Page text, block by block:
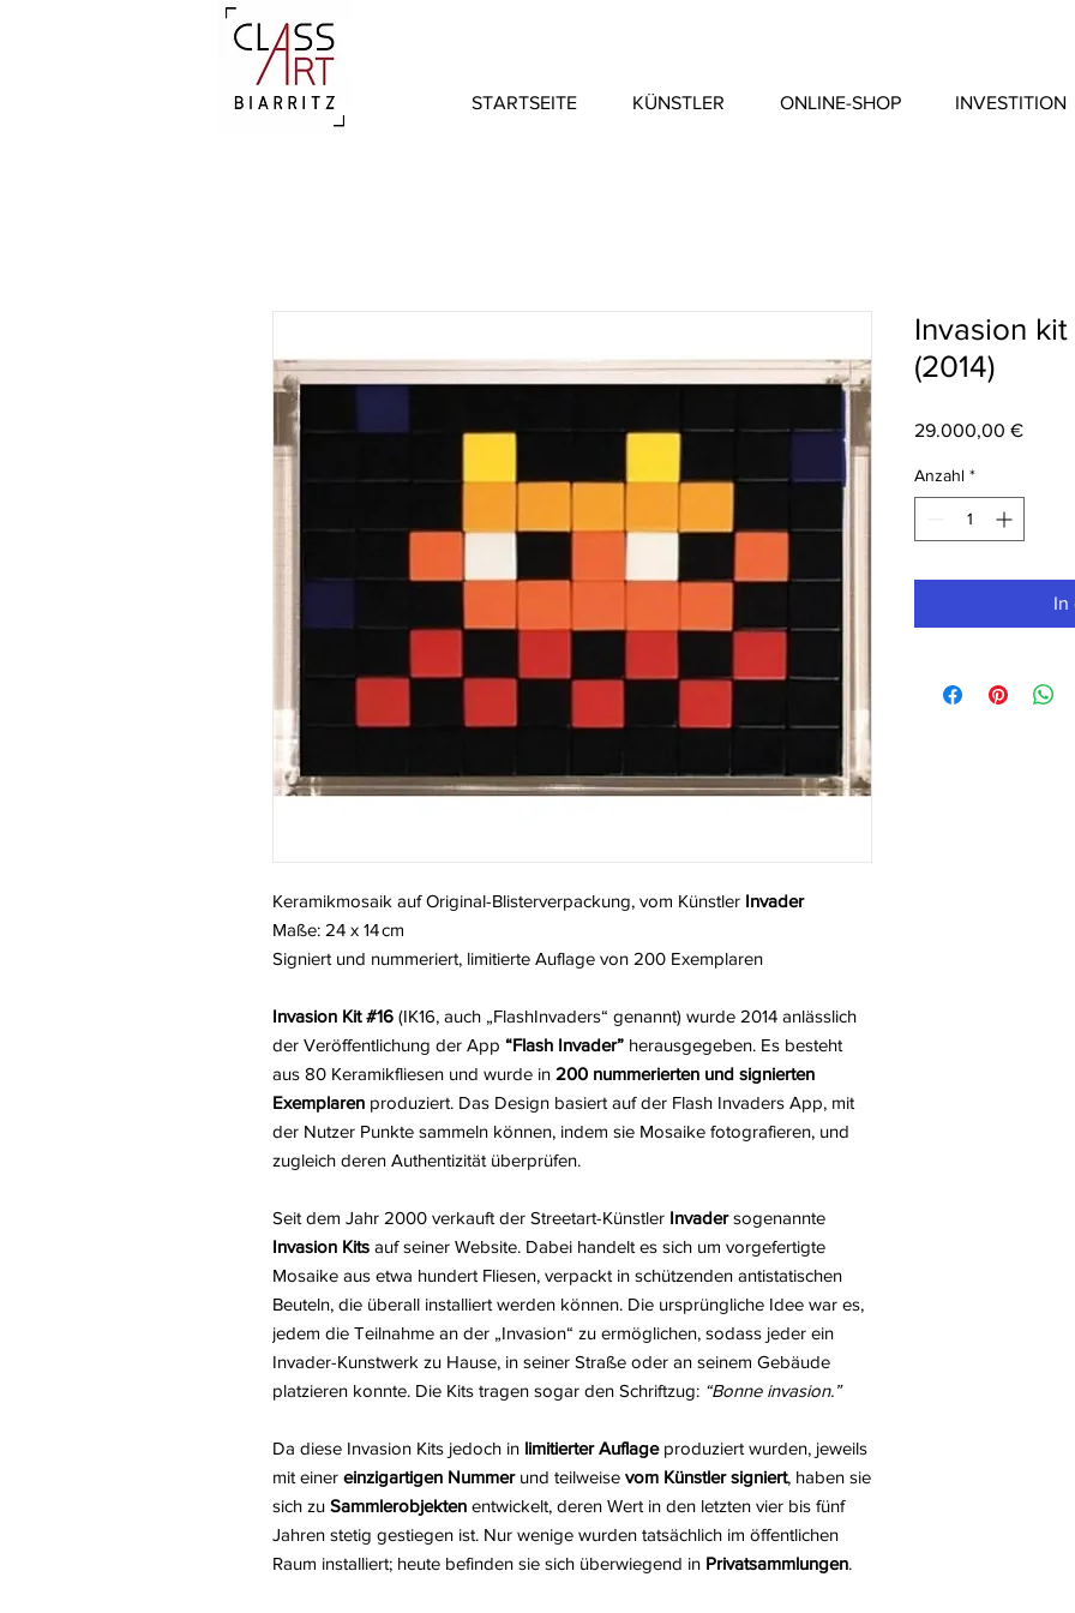
STARTSEITE KÜNSTLER ONLINE-SHOP INVESTITION
Keramikmosaik auf Original-Blisterverpackung, vom Künstler Invader
Maße: 24 x 14 cm
Signiert und nummeriert, limitierte Auflage von 200 Exemplaren
Invasion Kit #16 (IK16, auch „FlashInvaders“ genannt) wurde 2014 anlässlich
der Veröffentlichung der App “Flash Invader” herausgegeben. Es besteht
aus 80 Keramikfliesen und wurde in 200 nummerierten und signierten
Exemplaren produziert. Das Design basiert auf der Flash Invaders App, mit
der Nutzer Punkte sammeln können, indem sie Mosaike fotografieren, und
zugleich deren Authentizität überprüfen.
Seit dem Jahr 2000 verkauft der Streetart-Künstler Invadersogenannte
Invasion Kits auf seiner Website. Dabei handelt es sich um vorgefertigte
Mosaike aus etwa hundert Fliesen, verpackt in schützenden antistatischen
Beuteln, die überall installiert werden können. Die ursprüngliche Idee war es,
jedem die Teilnahme an der „Invasion“ zu ermöglichen, sodass jeder ein
Invader-Kunstwerk zu Hause, in seiner Straße oder an seinem Gebäude
platzieren konnte. Die Kits tragen sogar den Schriftzug: “Bonne invasion.”
Da diese Invasion Kits jedoch in limitierter Auflageproduziert wurden, jeweils
mit einer einzigartigen Nummerund teilweise vom Künstler signiert, haben sie
sich zu Sammlerobjekten entwickelt, deren Wert in den letzten vier bis fünf
Jahren stetig gestiegen ist. Nur wenige wurden tatsächlich im öffentlichen
Raum installiert; heute befinden sie sich überwiegend in Privatsammlungen.
Invasion
(2014)
29.000,00 €Preis
Anzahl *
In